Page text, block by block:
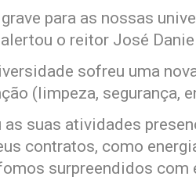
para as nossas
o reitor José
sofreu uma
(limpeza, segurança,
as suas atividades
contratos, como
surpreendidos com